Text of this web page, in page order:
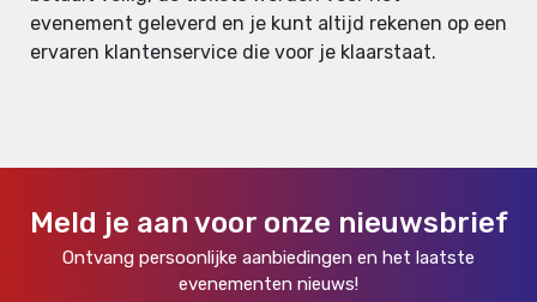
evenement geleverd en je kunt altijd rekenen op een
ervaren klantenservice die voor je klaarstaat.
Meld je aan voor onze nieuwsbrief
Ontvang persoonlijke aanbiedingen en het laatste
evenementen nieuws!